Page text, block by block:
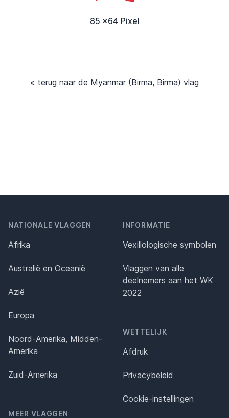
85 x64 Pixel
« terug naar de Myanmar (Birma, Birma) vlag
NATIONALE VLAGGEN
Afrika
Australië en Oceanië
Azië
Europa
Noord-Amerika, Midden-
Amerika
Zuid-Amerika
MEER VLAGGEN
INFORMATIE
Vexillologische symbolen
Vlaggen van alle
deelnemers aan het WK
2022
WETTELIJK
Afdruk
Privacybeleid
Cookie-instellingen